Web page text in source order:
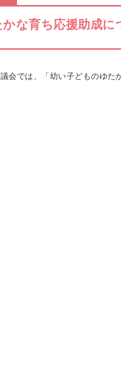
な育ち応援助成に
会では、「幼い子どものゆた